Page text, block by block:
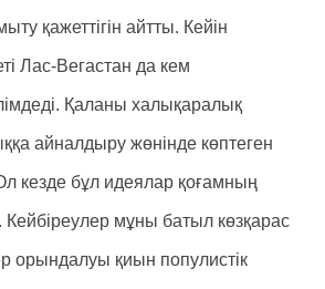
қажеттігін айтты. Кейін
Лас-Вегастан да кем
Қаланы халықаралық
айналдыру жөнінде көптеген
кезде бұл идеялар қоғамның
мұны батыл көзқарас
орындалуы қиын популистік